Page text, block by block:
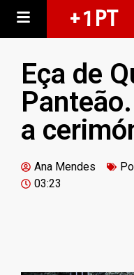
+ 1 PT
Eça de
a
Ana Mendes
03:23